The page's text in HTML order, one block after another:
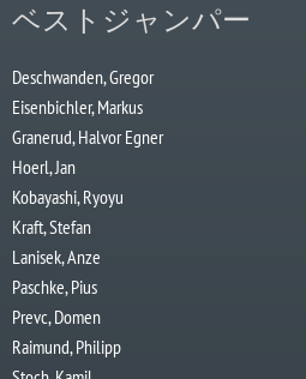
ベストジャンパー
Deschwanden, Gregor
Eisenbichler, Markus
Granerud, Halvor Egner
Hoerl, Jan
Kobayashi, Ryoyu
Kraft, Stefan
Lanisek, Anze
Paschke, Pius
Prevc, Domen
Raimund, Philipp